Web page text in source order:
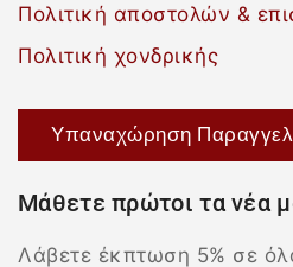
Πολιτική αποστολών &
Πολιτική χονδρικής
Υπαναχώρηση
Μάθετε πρώτοι τα νέα
Λάβετε έκπτωση 5% σε